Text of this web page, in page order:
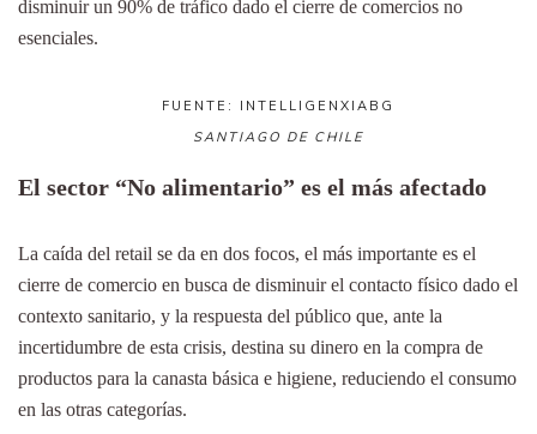
disminuir un 90% de tráfico dado el cierre de comercios no
esenciales.
FUENTE: INTELLIGENXIABG
SANTIAGO DE CHILE
El sector “No alimentario” es el más afectado
La caída del retail se da en dos focos, el más importante es el
cierre de comercio en busca de disminuir el contacto físico dado el
contexto sanitario, y la respuesta del público que, ante la
incertidumbre de esta crisis, destina su dinero en la compra de
productos para la canasta básica e higiene, reduciendo el consumo
en las otras categorías.